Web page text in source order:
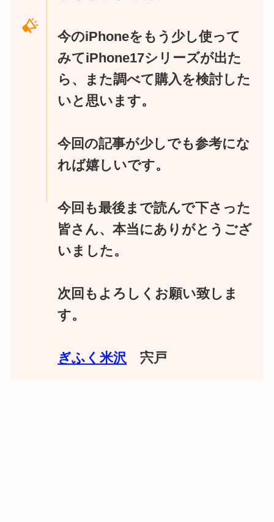
今のiPhoneをもう少し使って
みてiPhone17シリーズが出た
ら、また調べて購入を検討した
いと思います。
今回の記事が少しでも参考にな
れば嬉しいです。
今回も最後まで読んで下さった
皆さん、本当にありがとうござ
いました。
次回もよろしくお願い致しま
す。
ぎふく米沢 宍戸